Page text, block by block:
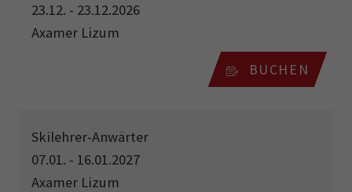
23.12. - 23.12.2026
Axamer Lizum
BUCHEN
Skilehrer-Anwärter
07.01. - 16.01.2027
Axamer Lizum